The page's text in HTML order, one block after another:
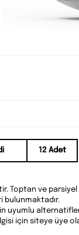
12 Adet
Toptan ve
bulunmaktadır.
uyumlu
için siteye üye